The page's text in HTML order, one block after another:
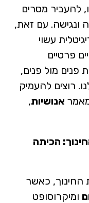
להעביר מסרים
ונגישה. עם זאת,
עשוי
פרטיים
פנים מול פנים,
רוצים להעמיק
אנושיות,
על החינוך: הכיתה
החינוך, כאשר
ומיקרוסופט